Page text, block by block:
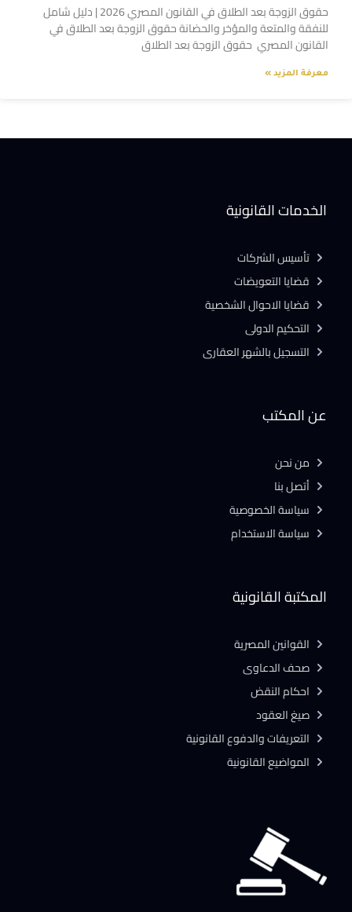
حقوق الزوجة بعد الطلاق في القانون المصري 2026 | دليل شامل
للنفقة والمتعة والمؤخر والحضانة حقوق الزوجة بعد الطلاق في
القانون المصري حقوق الزوجة بعد الطلاق
معرفة المزيد »
المكتبة القانونية
القوانين المصرية
صحف الدعاوى
احكام النقض
صيغ العقود
التعريفات والدفوع القانونية
المواضيع القانونية
عن المكتب
من نحن
أتصل بنا
سياسة الخصوصية
سياسة الاستخدام
الخدمات القانونية
تأسيس الشركات
قضايا التعويضات
قضايا الاحوال الشخصية
التحكيم الدولى
التسجيل بالشهر العقارى